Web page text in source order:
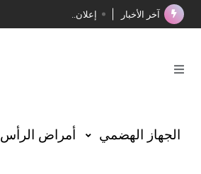
آخر الأخبار إعلان..
توصيات مجلس الإدارة الجهاز الهضمي أمراض الرأس